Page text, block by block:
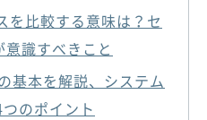
を比較する意味は？セ
識すべきこと
基本を解説、システム
のポイント